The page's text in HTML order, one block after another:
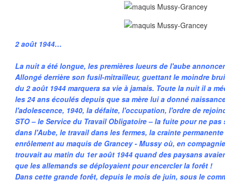
2 août 1944…
La nuit a été longue, les premières lueurs de l'aube
Allongé derrière son fusil-mitrailleur, guettant le moindre
du 2 août 1944 marquera sa vie à jamais. Toute la nuit il a
les 24 ans écoulés depuis que sa mère lui a donné
l'adolescence, 1940, la défaite, l'occupation, l'ordre de
STO – le Service du Travail Obligatoire – la fuite pour ne
dans l'Aube, le travail dans les fermes, la crainte
enrôlement au maquis de Grancey - Mussy où, en
trouvait au matin du 1er août 1944 quand des paysans
que les allemands se déployaient pour encercler la forêt !
Dans cette grande forêt, depuis le mois de juin, sous le